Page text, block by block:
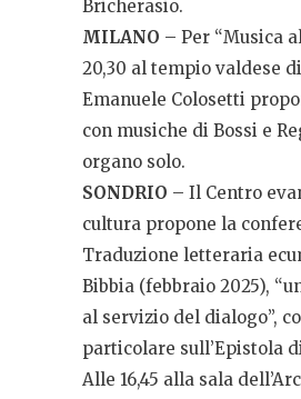
Bricherasio.
MILANO – Per “Musica
20,30 al tempio valdese
Emanuele Colosetti
con musiche di Bossi e
organo solo.
SONDRIO – Il Centro
cultura propone la
Traduzione letteraria
Bibbia (febbraio 2025),
al servizio del dialogo”,
particolare sull’Epistola
Alle 16,45 alla sala